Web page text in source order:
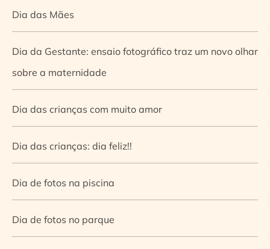
Dia das Mães
Dia da Gestante: ensaio fotográfico traz um novo olhar
sobre a maternidade
Dia das crianças com muito amor
Dia das crianças: dia feliz!!
Dia de fotos na piscina
Dia de fotos no parque